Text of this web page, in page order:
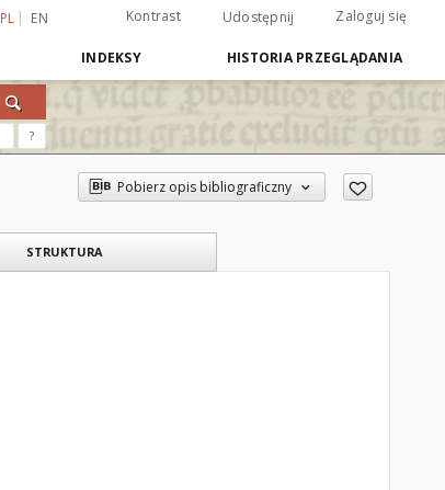
PL EN Kontrast Udostępnij Zaloguj się
INDEKSY HISTORIA PRZEGLĄDANIA
?
Pobierz opis bibliograficzny
STRUKTURA